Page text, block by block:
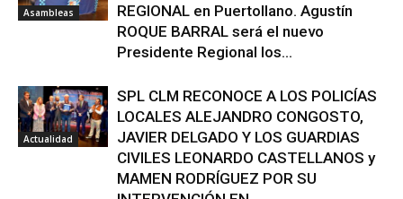
Asambleas
REGIONAL en Puertollano. Agustín
ROQUE BARRAL será el nuevo
Presidente Regional los...
Actualidad
SPL CLM RECONOCE A LOS POLICÍAS
LOCALES ALEJANDRO CONGOSTO,
JAVIER DELGADO Y LOS GUARDIAS
CIVILES LEONARDO CASTELLANOS y
MAMEN RODRÍGUEZ POR SU